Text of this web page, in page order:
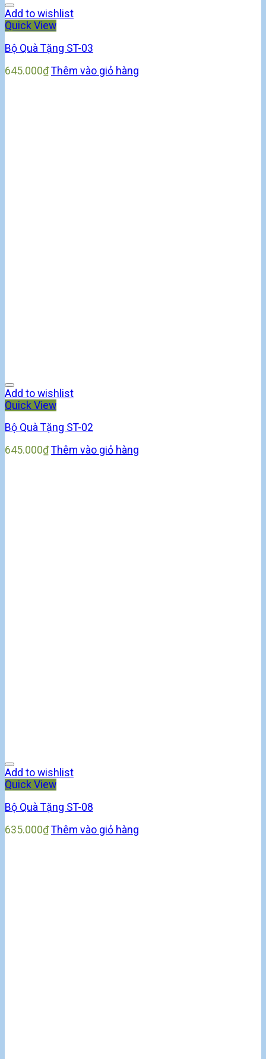
Add to wishlist
Quick View
Bộ Quà Tặng ST-03
645.000₫ Thêm vào giỏ hàng
Add to wishlist
Quick View
Bộ Quà Tặng ST-02
645.000₫ Thêm vào giỏ hàng
Add to wishlist
Quick View
Bộ Quà Tặng ST-08
635.000₫ Thêm vào giỏ hàng